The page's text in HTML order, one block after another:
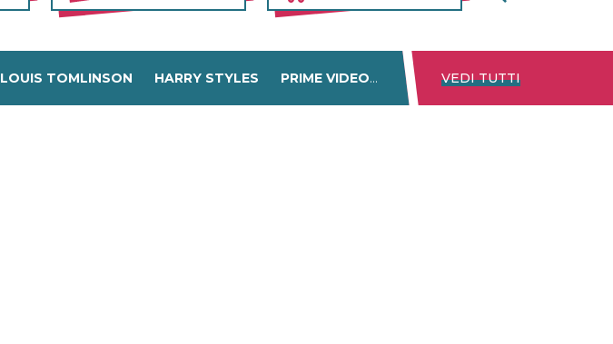
LOUIS TOMLINSON HARRY STYLES PRIME VIDEO DISNEY+ NETFLIX
VEDI TUTTI